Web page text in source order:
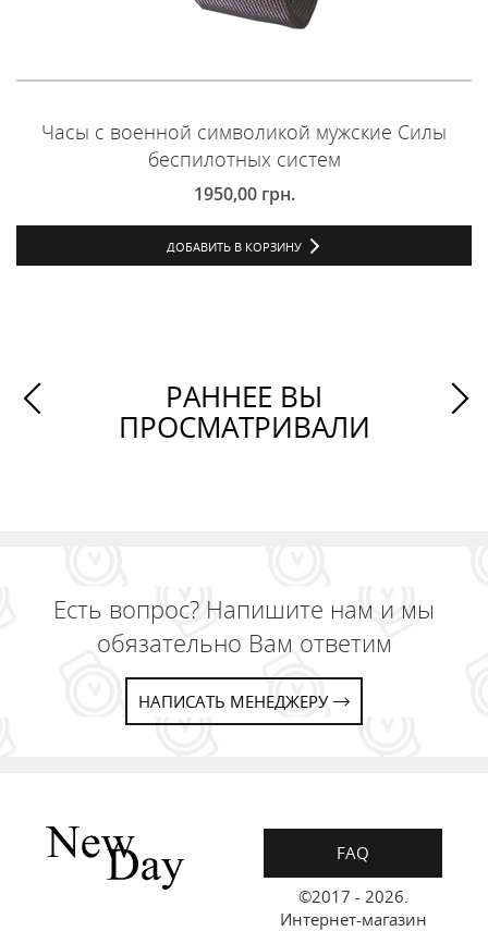
Часы с военной символикой мужские Силы
беспилотных систем
1950,00 грн.
ДОБАВИТЬ В КОРЗИНУ
РАННЕЕ ВЫ
ПРОСМАТРИВАЛИ
Есть вопрос? Напишите нам и мы
обязательно Вам ответим
НАПИСАТЬ МЕНЕДЖЕРУ
FAQ
©2017 - 2026.
Интернет-магазин